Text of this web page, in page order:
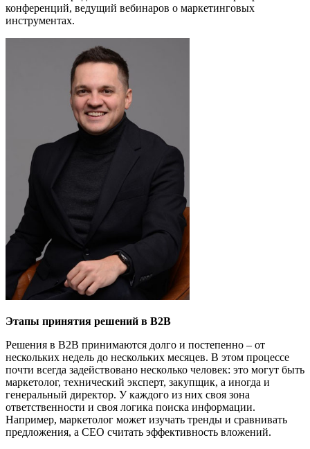
конференций, ведущий вебинаров о маркетинговых
инструментах.
Этапы принятия решений в B2B
Решения в B2B принимаются долго и постепенно – от
нескольких недель до нескольких месяцев. В этом процессе
почти всегда задействовано несколько человек: это могут быть
маркетолог, технический эксперт, закупщик, а иногда и
генеральный директор. У каждого из них своя зона
ответственности и своя логика поиска информации.
Например, маркетолог может изучать тренды и сравнивать
предложения, а CEO считать эффективность вложений.